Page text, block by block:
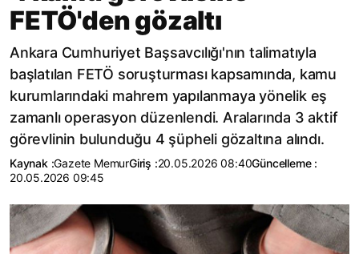
FETÖ'den gözaltı
Ankara Cumhuriyet Başsavcılığı'nın talimatıyla
başlatılan FETÖ soruşturması kapsamında, kamu
kurumlarındaki mahrem yapılanmaya yönelik eş
zamanlı operasyon düzenlendi. Aralarında 3 aktif
görevlinin bulunduğu 4 şüpheli gözaltına alındı.
Kaynak :Gazete MemurGiriş :20.05.2026 08:40Güncelleme :
20.05.2026 09:45